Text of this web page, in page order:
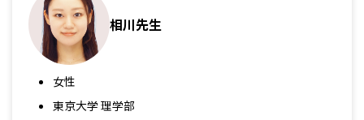
相川先生
女性
東京大学 理学部